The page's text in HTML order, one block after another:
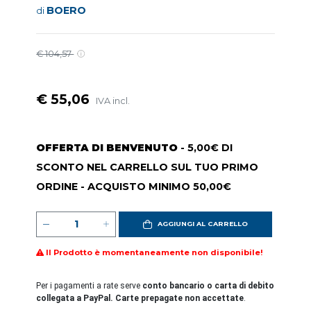
di BOERO
€ 104,57
€ 55,06 IVA incl.
OFFERTA DI BENVENUTO - 5,00€ DI
SCONTO NEL CARRELLO SUL TUO PRIMO
ORDINE - ACQUISTO MINIMO 50,00€
AGGIUNGI AL CARRELLO
Il Prodotto è momentaneamente non disponibile!
Per i pagamenti a rate serve conto bancario o carta di debito
collegata a PayPal. Carte prepagate non accettate.